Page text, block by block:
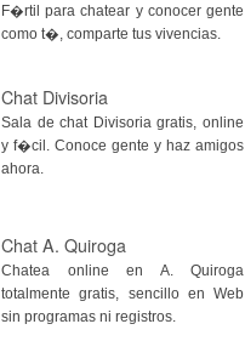
F�rtil para chatear y conocer gente
como t�, comparte tus vivencias.
Chat Divisoria
Sala de chat Divisoria gratis, online
y f�cil. Conoce gente y haz amigos
ahora.
Chat A. Quiroga
Chatea online en A. Quiroga
totalmente gratis, sencillo en Web
sin programas ni registros.